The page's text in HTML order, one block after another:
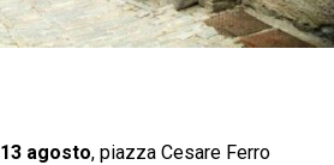
13 agosto, piazza Cesare Ferro